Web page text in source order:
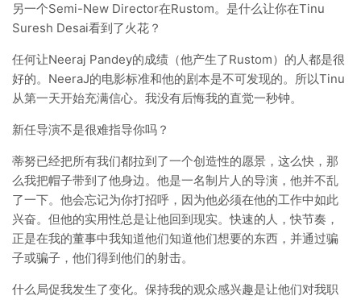
另一个Semi-New Director在Rustom。是什么让你在Tinu
Suresh Desai看到了火花？
任何让Neeraj Pandey的成绩（他产生了Rustom）的人都是很
好的。NeeraJ的电影标准和他的剧本是不可发现的。所以Tinu
从第一天开始充满信心。我没有后悔我的直觉一秒钟。
新任导演不是很难指导你吗？
蒂努已经把所有我们都拉到了一个创造性的愿景，这么快，那
么我把帽子带到了他身边。他是一名制片人的导演，他并不乱
了一下。他会忘记为你打招呼，因为他必须在他的工作中如此
兴奋。但他的实用性总是让他回到现实。快速的人，快节奏，
正是在我的董事中我知道他们知道他们想要的东西，并通过骗
子或骗子，他们得到他们的射击。
什么局促我发生了变化。保持我的观众感兴趣是让他们对我职